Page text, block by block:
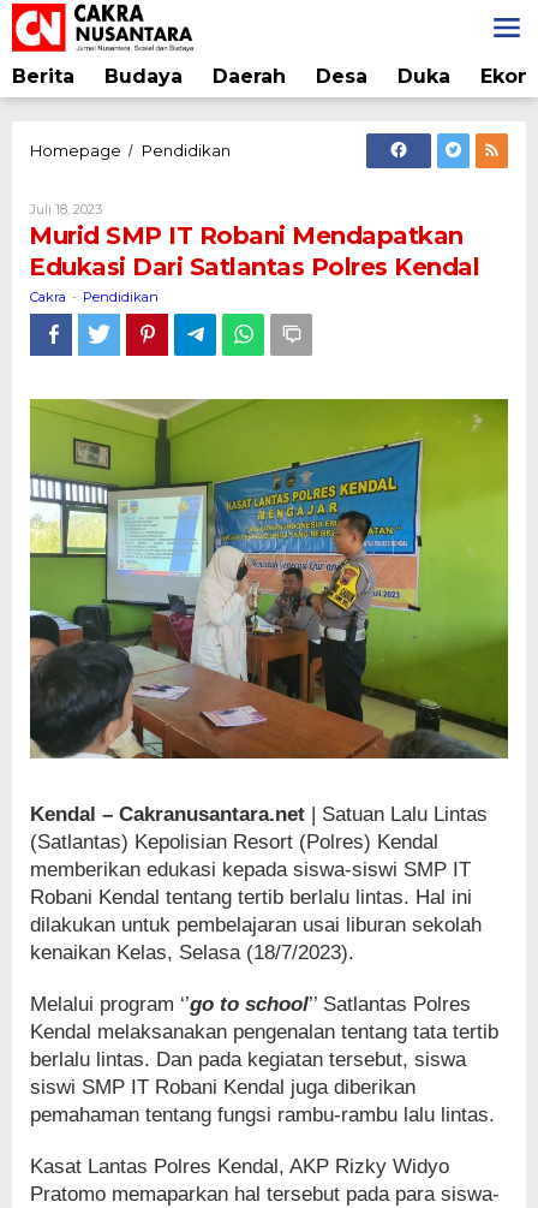
Lewati
ke
konten
Berita Budaya Daerah Desa Duka
Homepage / Pendidikan
Mendapatkan
Edukasi
Satlantas
Polres
Juli 18, 2023Oleh
Cakra
Murid SMP IT Robani Mendapatkan
Edukasi Dari Satlantas Polres Kendal
Cakra - Pendidikan
Kendal – Cakranusantara.net | Satuan Lalu Lintas
(Satlantas) Kepolisian Resort (Polres) Kendal
memberikan edukasi kepada siswa-siswi SMP IT
Robani Kendal tentang tertib berlalu lintas. Hal ini
dilakukan untuk pembelajaran usai liburan sekolah
kenaikan Kelas, Selasa (18/7/2023).
Melalui program ‘’go to school’’ Satlantas Polres
Kendal melaksanakan pengenalan tentang tata tertib
berlalu lintas. Dan pada kegiatan tersebut, siswa
siswi SMP IT Robani Kendal juga diberikan
pemahaman tentang fungsi rambu-rambu lalu lintas.
Kasat Lantas Polres Kendal, AKP Rizky Widyo
Pratomo memaparkan hal tersebut pada para siswa-